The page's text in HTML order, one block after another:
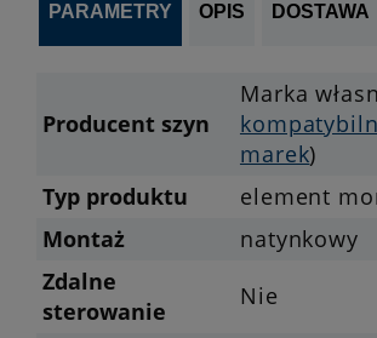
PARAMETRY OPIS DOSTAWA
Producent szyn
Marka
marek)
Typ produktu
element
Montaż
natynkowy
Zdalne
sterowanie
Nie